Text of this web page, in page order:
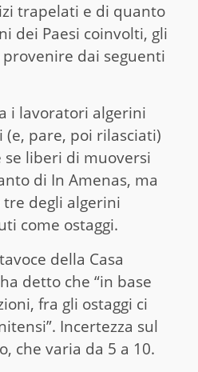
trapelati e di quanto
dei Paesi coinvolti, gli
dai seguenti
i lavoratori algerini
pare, poi rilasciati)
liberi di muoversi
di In Amenas, ma
tre degli algerini
come ostaggi.
della Casa
detto che “in base
fra gli ostaggi ci
Incertezza sul
che varia da 5 a 10.